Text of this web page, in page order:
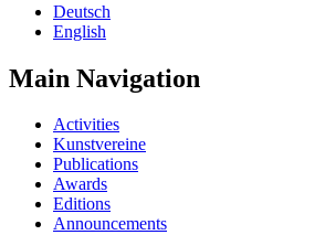
Deutsch
English
Main Navigation
Activities
Kunstvereine
Publications
Awards
Editions
Announcements